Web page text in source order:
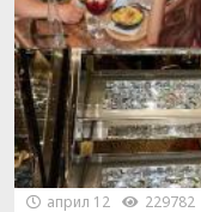
април 12 229782